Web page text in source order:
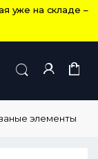
уже на складе –
элементы